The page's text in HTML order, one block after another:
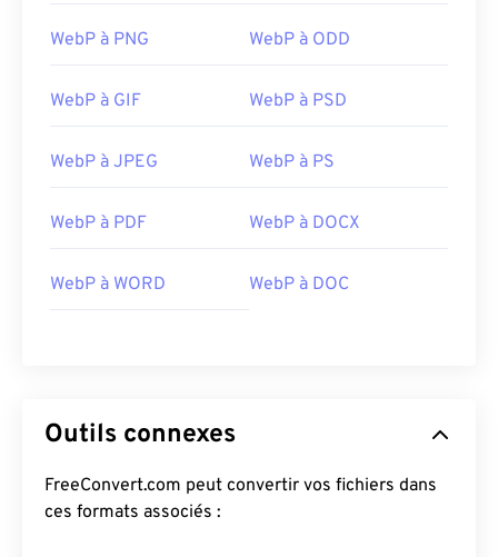
WebP à PNG WebP à ODD
WebP à GIF WebP à PSD
WebP à JPEG WebP à PS
WebP à PDF WebP à DOCX
WebP à WORD WebP à DOC
Outils connexes
FreeConvert.com peut convertir vos fichiers dans
ces formats associés :